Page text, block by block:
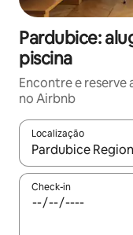
Pardubice:
piscina
Encontre e
no Airbnb
Localização
Quando os
Check-in